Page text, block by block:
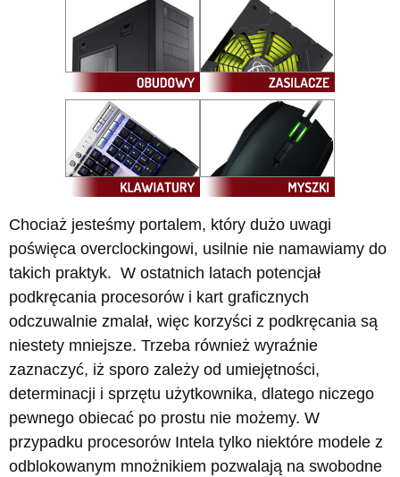
Chociaż jesteśmy portalem, który dużo uwagi
poświęca overclockingowi, usilnie nie namawiamy do
takich praktyk. W ostatnich latach potencjał
podkręcania procesorów i kart graficznych
odczuwalnie zmalał, więc korzyści z podkręcania są
niestety mniejsze. Trzeba również wyraźnie
zaznaczyć, iż sporo zależy od umiejętności,
determinacji i sprzętu użytkownika, dlatego niczego
pewnego obiecać po prostu nie możemy. W
przypadku procesorów Intela tylko niektóre modele z
odblokowanym mnożnikiem pozwalają na swobodne